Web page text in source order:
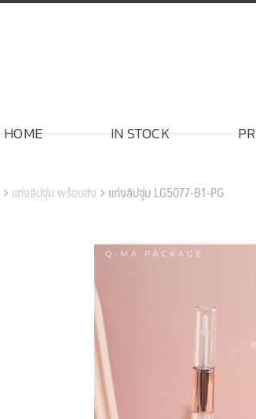
HOME IN STOCK
แท่งลิปจุ่ม พร้อมส่ง แท่งลิปจุ่ม LG5077-B1-PG